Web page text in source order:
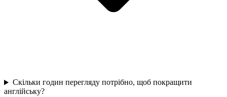
Скільки годин перегляду потрібно, щоб покращити
англійську?